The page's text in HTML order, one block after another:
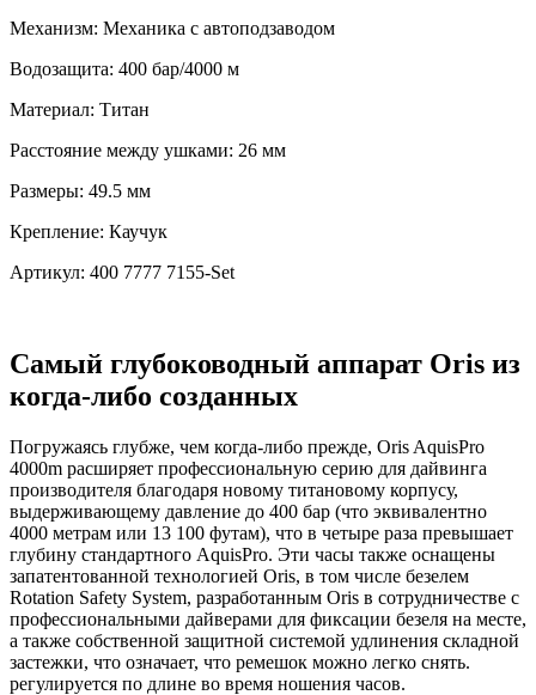
Механизм: Механика с автоподзаводом
Водозащита: 400 бар/4000 м
Материал: Титан
Расстояние между ушками: 26 мм
Размеры: 49.5 мм
Крепление: Каучук
Артикул: 400 7777 7155-Set
Самый глубоководный аппарат Oris из
когда-либо созданных
Погружаясь глубже, чем когда-либо прежде, Oris AquisPro
4000m расширяет профессиональную серию для дайвинга
производителя благодаря новому титановому корпусу,
выдерживающему давление до 400 бар (что эквивалентно
4000 метрам или 13 100 футам), что в четыре раза превышает
глубину стандартного AquisPro. Эти часы также оснащены
запатентованной технологией Oris, в том числе безелем
Rotation Safety System, разработанным Oris в сотрудничестве с
профессиональными дайверами для фиксации безеля на месте,
а также собственной защитной системой удлинения складной
застежки, что означает, что ремешок можно легко снять.
регулируется по длине во время ношения часов.